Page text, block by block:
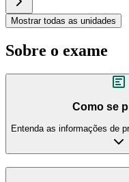
Mostrar todas as unidades
Sobre o exame
Como se
Entenda as informações de